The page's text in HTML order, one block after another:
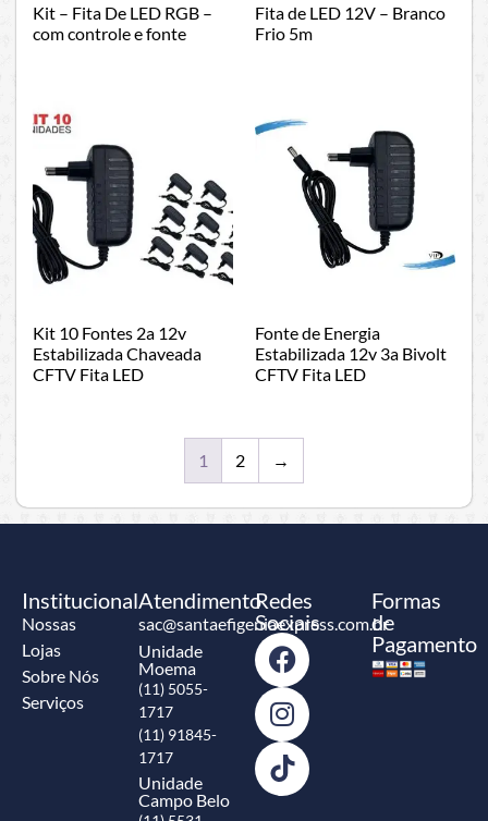
Kit – Fita De LED RGB –
com controle e fonte
Fita de LED 12V – Branco
Frio 5m
Kit 10 Fontes 2a 12v
Estabilizada Chaveada
CFTV Fita LED
Fonte de Energia
Estabilizada 12v 3a Bivolt
CFTV Fita LED
1 2 →
Institucional
Nossas
Lojas
Sobre Nós
Serviços
Atendimento
sac@santaefigeniaexpress.com.br
Unidade
Moema
(11) 5055-
1717
(11) 91845-
1717
Unidade
Campo Belo
Redes
Sociais
Formas
de
Pagamento